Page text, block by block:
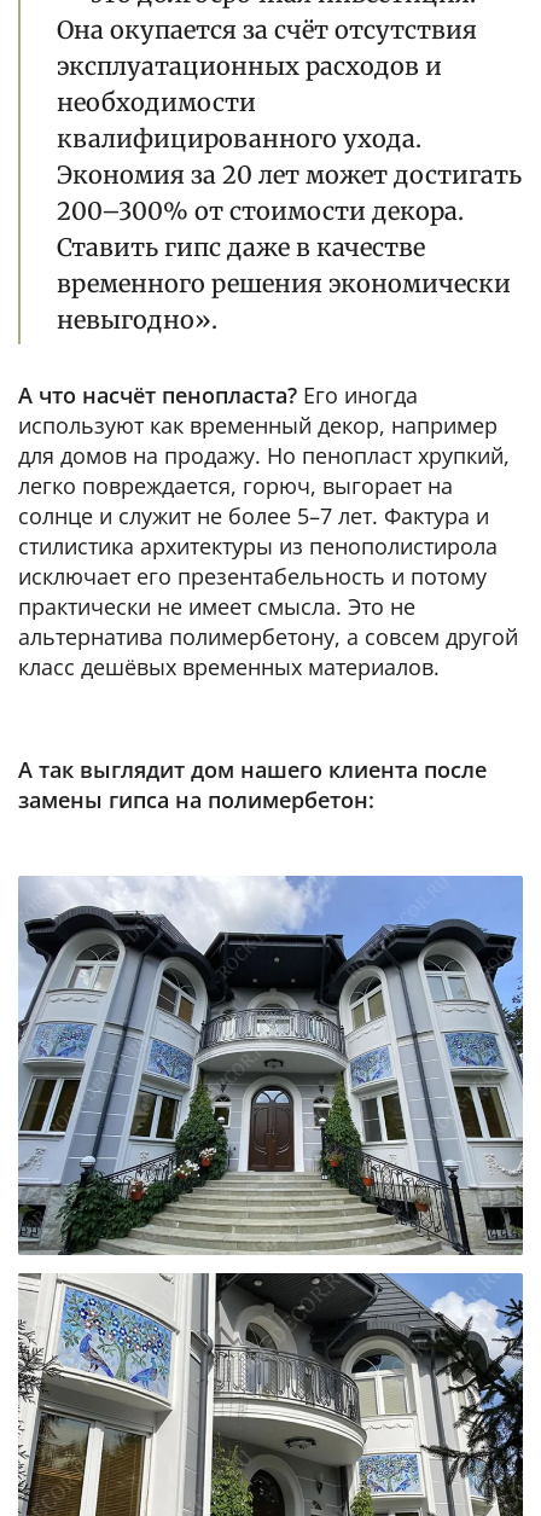
Она окупается за счёт отсутствия
эксплуатационных расходов и
необходимости
квалифицированного ухода.
Экономия за 20 лет может достигать
200–300% от стоимости декора.
Ставить гипс даже в качестве
временного решения экономически
невыгодно».
А что насчёт пенопласта? Его иногда
используют как временный декор, например
для домов на продажу. Но пенопласт хрупкий,
легко повреждается, горюч, выгорает на
солнце и служит не более 5–7 лет. Фактура и
стилистика архитектуры из пенополистирола
исключает его презентабельность и потому
практически не имеет смысла. Это не
альтернатива полимербетону, а совсем другой
класс дешёвых временных материалов.
А так выглядит дом нашего клиента после
замены гипса на полимербетон: